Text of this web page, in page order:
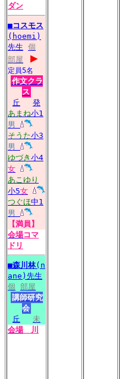
ダン
■コスモス
(hoemi)
先生 個
部屋
▶
定員5名
作文クラ
ス
丘
発
あまね小1
男
そうた小3
男
ゆづき 小4
女
あこゆり
小5女
つぐほ中1
男
【満員】
会場コマ
ドリ
■森川林(n
ane)先生
個 部屋
講師研究
会
丘
未
会場川